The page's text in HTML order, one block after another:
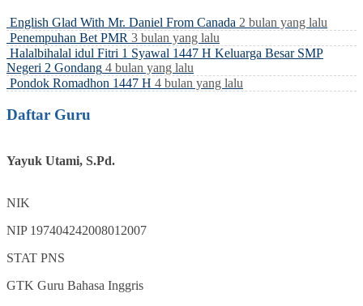
English Glad With Mr. Daniel From Canada 2 bulan yang lalu
Penempuhan Bet PMR 3 bulan yang lalu
Halalbihalal idul Fitri 1 Syawal 1447 H Keluarga Besar SMP
Negeri 2 Gondang 4 bulan yang lalu
Pondok Romadhon 1447 H 4 bulan yang lalu
Daftar Guru
Yayuk Utami, S.Pd.
NIK
NIP 197404242008012007
STAT PNS
GTK Guru Bahasa Inggris